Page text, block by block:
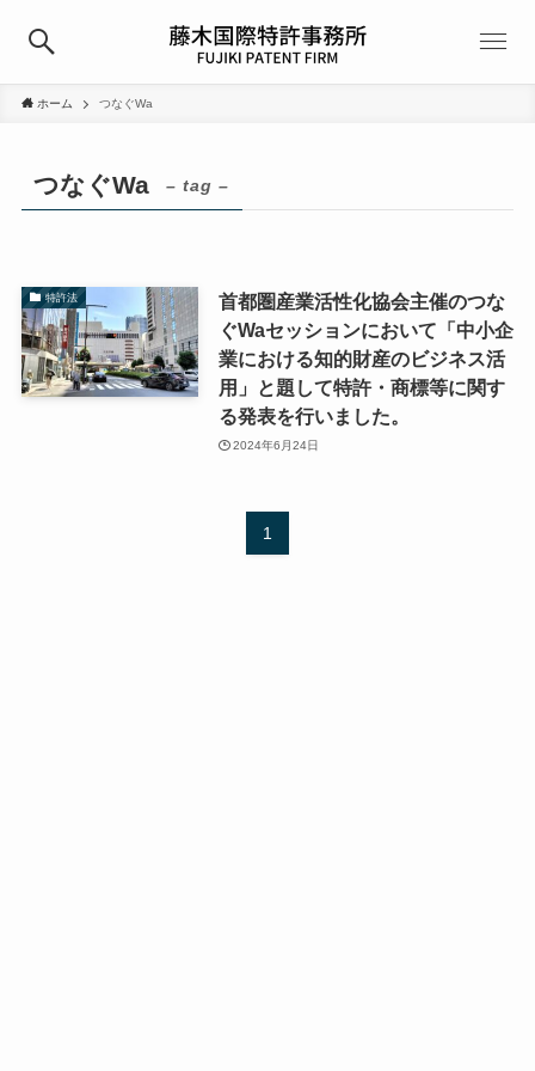
ホーム つなぐWa
つなぐWa – tag –
特許法
首都圏産業活性化協会主催のつな
ぐWaセッションにおいて「中小企
業における知的財産のビジネス活
用」と題して特許・商標等に関す
る発表を行いました。
2024年6月24日
1